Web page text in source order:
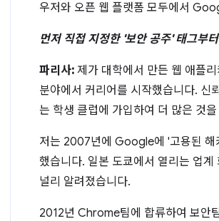
우저와 오픈 웹 플랫폼 모두에서
먼저 직접 지정한 '보안 공주' 태그부
파리사: 제가 대학에서 만든 웹 애플
분야에서 커리어를 시작했습니다. 신
는 학생 클럽에 가입하여 더 많은 것
저는 2007년에 Google에 '고용된 해
했습니다. 일본 도쿄에서 열리는 업
널리 알려졌습니다.
2012년 Chrome팀에 합류하여 보안